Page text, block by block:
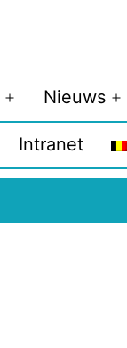
Menu
openen
Nieuws
Intranet